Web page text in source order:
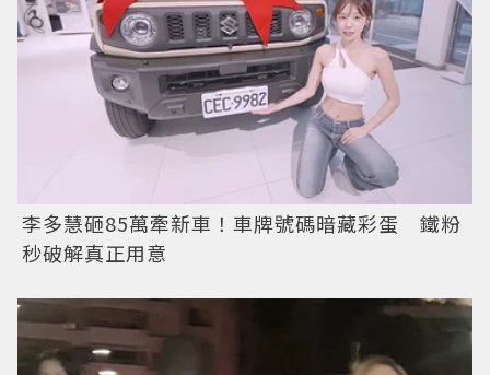
李多慧砸85萬牽新車！車牌號碼暗藏彩蛋 鐵粉
秒破解真正用意